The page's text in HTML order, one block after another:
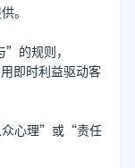
。
的规则，
即时利益驱动客
众心理”或“责任